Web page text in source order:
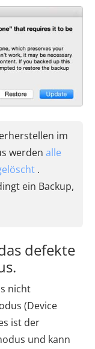
im
werden alle
.
ein Backup,
defekte
nicht
(Device
ist der
und kann